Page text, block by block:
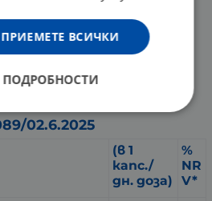
е подходящ за хора, които
режим с естествен
антиоксидантната
да поддържат своята
функция.
02.6.2025
(в 1
капс./
дн. доза)
%
NR
V*
ПРИЕМЕТЕ ВСИЧКИ
ПОДРОБНОСТИ